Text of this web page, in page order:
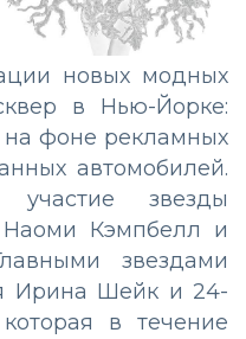
новых модных
в Нью-Йорке:
фоне рекламных
автомобилей.
звезды
Кэмпбелл и
звездами
Ирина Шейк и 24-
в течение